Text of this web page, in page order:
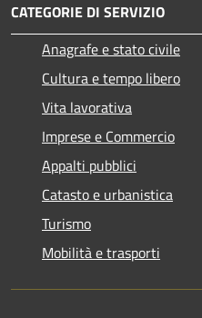
CATEGORIE DI SERVIZIO
Anagrafe e stato civile
Cultura e tempo libero
Vita lavorativa
Imprese e Commercio
Appalti pubblici
Catasto e urbanistica
Turismo
Mobilità e trasporti